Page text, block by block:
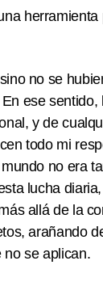
herramienta
no se
ese sentido,
y de
todo mi
no era
lucha
allá de la
arañando
no se aplican.